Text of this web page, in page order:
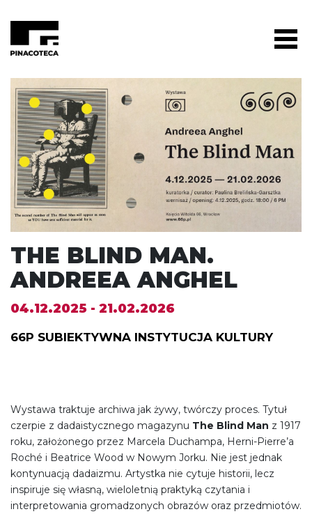
THE BLIND MAN.
ANDREEA ANGHEL
04.12.2025 - 21.02.2026
66P SUBIEKTYWNA INSTYTUCJA KULTURY
Wystawa traktuje archiwa jak żywy, twórczy proces. Tytuł
czerpie z dadaistycznego magazynu The Blind Man z 1917
roku, założonego przez Marcela Duchampa, Herni-Pierre’a
Roché i Beatrice Wood w Nowym Jorku. Nie jest jednak
kontynuacją dadaizmu. Artystka nie cytuje historii, lecz
inspiruje się własną, wieloletnią praktyką czytania i
interpretowania gromadzonych obrazów oraz przedmiotów.